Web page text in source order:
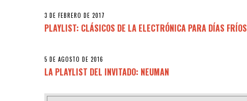
3 DE FEBRERO DE 2017
PLAYLIST: CLÁSICOS DE LA ELECTRÓNICA PARA DÍAS FRÍOS
5 DE AGOSTO DE 2016
LA PLAYLIST DEL INVITADO: NEUMAN